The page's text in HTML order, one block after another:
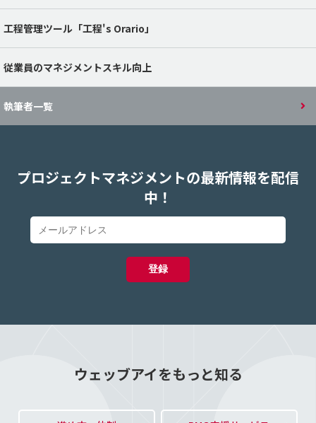
工程管理ツール「工程's Orario」
従業員のマネジメントスキル向上
執筆者一覧
プロジェクトマネジメントの最新情報を配信
中！
ウェッブアイをもっと知る